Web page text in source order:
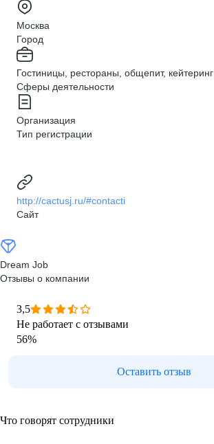
Москва
Город
Гостиницы, рестораны, общепит, кейтеринг
Сферы деятельности
Организация
Тип регистрации
http://cactusj.ru/#contacti
Сайт
Dream Job
Отзывы о компании
3,5
Не работает с отзывами
56%
Оставить отзыв
Что говорят сотрудники